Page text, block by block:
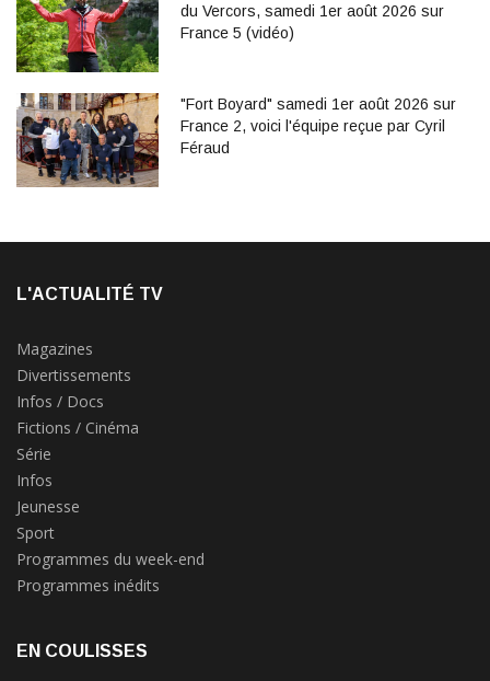
du Vercors, samedi 1er août 2026 sur
France 5 (vidéo)
"Fort Boyard" samedi 1er août 2026 sur
France 2, voici l'équipe reçue par Cyril
Féraud
L'ACTUALITÉ TV
Magazines
Divertissements
Infos / Docs
Fictions / Cinéma
Série
Infos
Jeunesse
Sport
Programmes du week-end
Programmes inédits
EN COULISSES